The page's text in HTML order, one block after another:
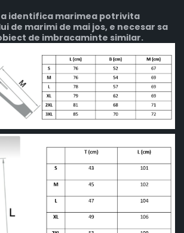
a identifica marimea potrivita
de marimi de mai jos, e necesar sa
de imbracaminte similar.